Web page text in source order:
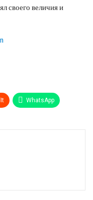
своего величия и
WhatsApp